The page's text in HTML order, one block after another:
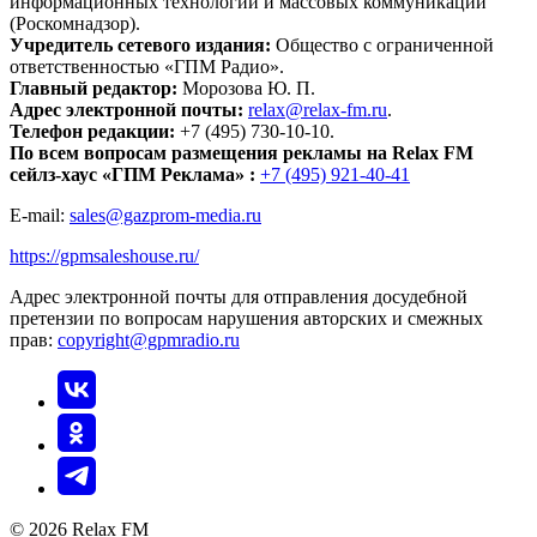
(Роскомнадзор).
Учредитель сетевого издания: Общество с ограниченной
ответственностью «ГПМ Радио».
Главный редактор: Морозова Ю. П.
Адрес электронной почты: relax@relax-fm.ru.
Телефон редакции: +7 (495) 730-10-10.
По всем вопросам размещения рекламы на Relax FM
сейлз-хаус «ГПМ Реклама» : +7 (495) 921-40-41
E-mail: sales@gazprom-media.ru
https://gpmsaleshouse.ru/
Адрес электронной почты для отправления досудебной
претензии по вопросам нарушения авторских и смежных
прав: copyright@gpmradio.ru
© 2026 Relax FM